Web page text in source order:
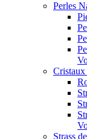
Perles
Strass